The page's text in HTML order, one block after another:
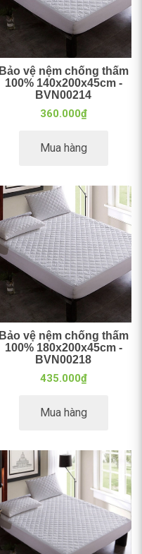
Bảo vệ nệm chống thấm
100% 140x200x45cm -
BVN00214
360.000₫
Mua hàng
Bảo vệ nệm chống thấm
100% 180x200x45cm -
BVN00218
435.000₫
Mua hàng